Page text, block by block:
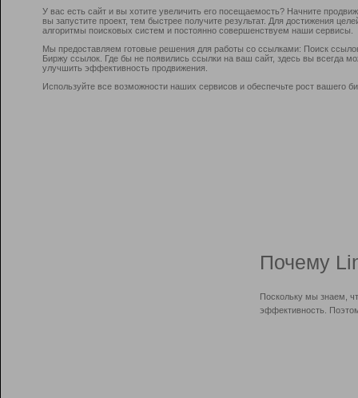
У вас есть сайт и вы хотите увеличить его посещаемость? Начните
вы запустите проект, тем быстрее получите результат. Для достижения
алгоритмы поисковых систем и постоянно совершенствуем наши сервисы.
Мы предоставляем готовые решения для работы со ссылками: Поиск
Биржу ссылок. Где бы не появились ссылки на ваш сайт, здесь вы всегда
улучшить эффективность продвижения.
Используйте все возможности наших сервисов и обеспечьте рост вашего
Почему
Поскольку мы знаем,
эффективность.